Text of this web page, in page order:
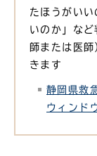
たほうがい
いのか」な
師または医
きます
静岡県救
ウィンド